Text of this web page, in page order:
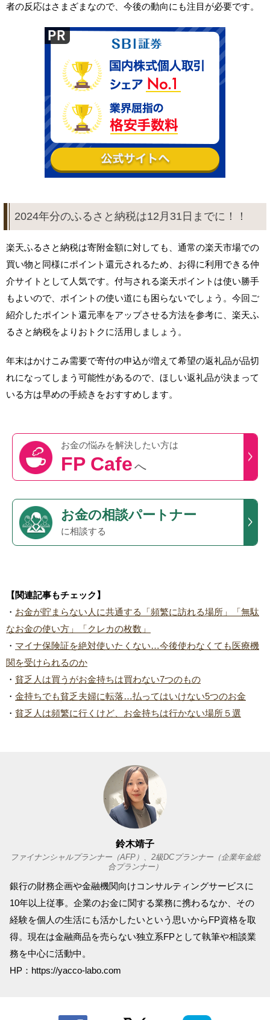
者の反応はさまざまなので、今後の動向にも注目が必要です。
2024年分のふるさと納税は12月31日までに！！
楽天ふるさと納税は寄附金額に対しても、通常の楽天市場での
買い物と同様にポイント還元されるため、お得に利用できる仲
介サイトとして人気です。付与される楽天ポイントは使い勝手
もよいので、ポイントの使い道にも困らないでしょう。今回ご
紹介したポイント還元率をアップさせる方法を参考に、楽天ふ
るさと納税をよりおトクに活用しましょう。
年末はかけこみ需要で寄付の申込が増えて希望の返礼品が品切
れになってしまう可能性があるので、ほしい返礼品が決まって
いる方は早めの手続きをおすすめします。
お金の悩みを解決したい方は
FP Cafeへ
お金の相談パートナー
に相談する
【関連記事もチェック】
・ お金が貯まらない人に共通する「頻繁に訪れる場所」「無駄
なお金の使い方」「クレカの枚数」
・ マイナ保険証を絶対使いたくない…今後使わなくても医療機
関を受けられるのか
・ 貧乏人は買うがお金持ちは買わない7つのもの
・ 金持ちでも貧乏夫婦に転落…払ってはいけない5つのお金
・ 貧乏人は頻繁に行くけど、お金持ちは行かない場所５選
鈴木靖子
ファイナンシャルプランナー（AFP）、2級DCプランナー（企業年金総
合プランナー）
銀行の財務企画や金融機関向けコンサルティングサービスに
10年以上従事。企業のお金に関する業務に携わるなか、その
経験を個人の生活にも活かしたいという思いからFP資格を取
得。現在は金融商品を売らない独立系FPとして執筆や相談業
務を中心に活動中。
HP：https://yacco-labo.com